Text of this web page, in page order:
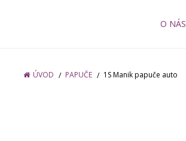
O NÁS
ÚVOD PAPUČE 1S Manik papuče auto